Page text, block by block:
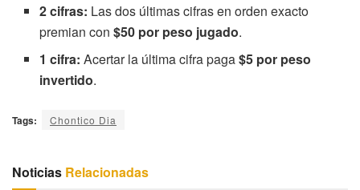
2 cifras: Las dos últimas cifras en orden exacto
premian con$50 por peso jugado.
1 cifra: Acertar la última cifra paga$5 por peso
invertido.
Tags: Chontico Dia
Noticias Relacionadas